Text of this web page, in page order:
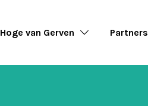
Hoge van Gerven Partners